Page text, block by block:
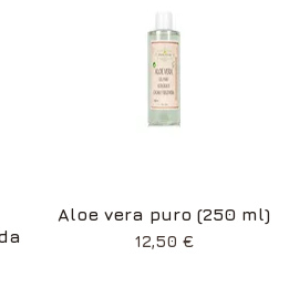
Vista rápida
Aloe vera puro (250 ml)
Precio
12,50 €